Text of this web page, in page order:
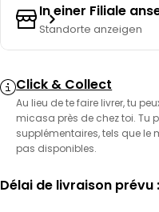
In einer Filiale
Standorte anzeigen
Click & Collect
Au lieu de te faire livrer, tu
micasa près de chez toi. Tu
supplémentaires, tels que le
pas disponibles.
Délai de livraison prévu :